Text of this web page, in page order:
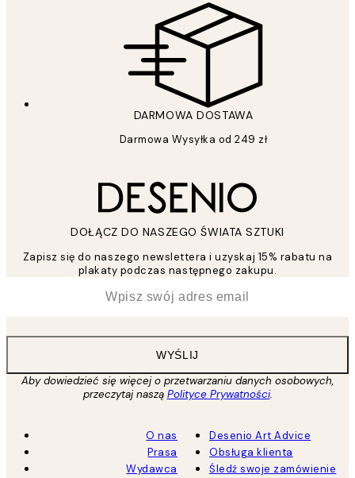
DARMOWA DOSTAWA
Darmowa Wysyłka od 249 zł
DOŁĄCZ DO NASZEGO ŚWIATA SZTUKI
Zapisz się do naszego newslettera i uzyskaj 15% rabatu na
plakaty podczas następnego zakupu.
WYŚLIJ
Aby dowiedzieć się więcej o przetwarzaniu danych osobowych,
przeczytaj naszą Polityce Prywatności.
O nas
Prasa
Wydawca
Desenio Art Advice
Obsługa klienta
Śledź swoje zamówienie